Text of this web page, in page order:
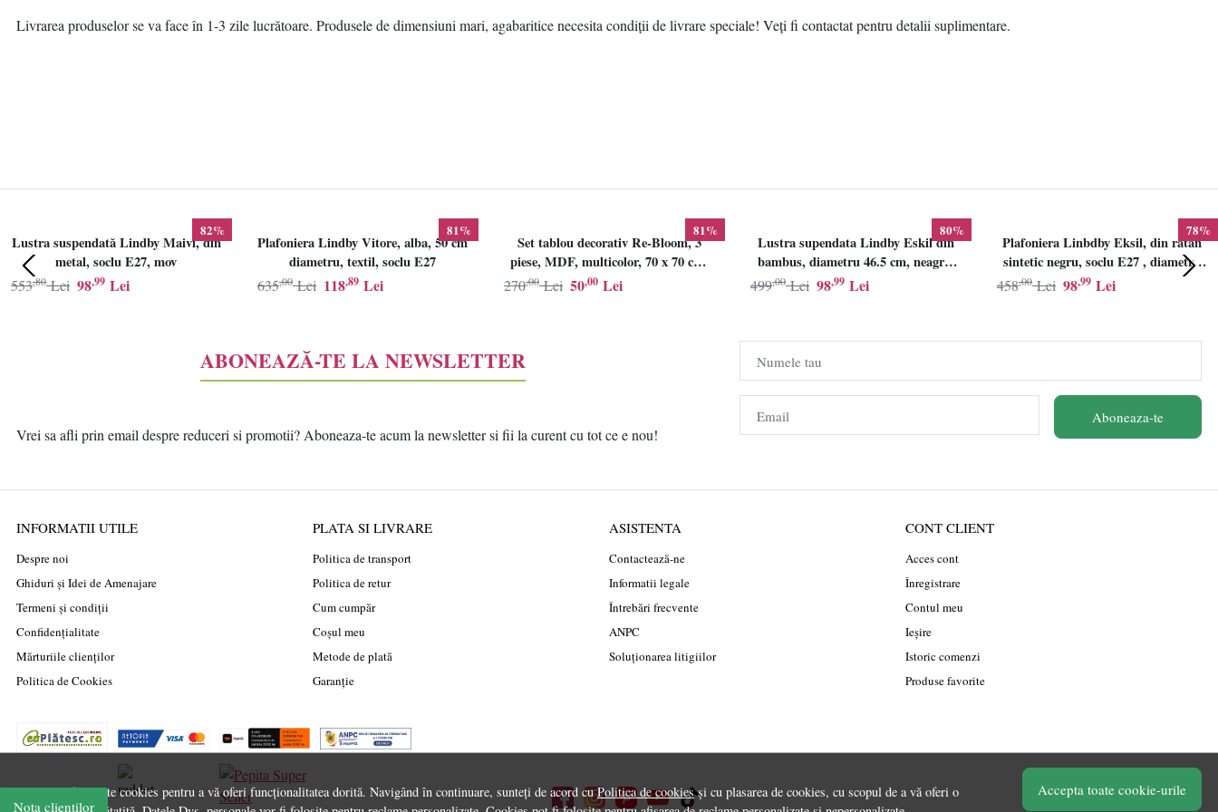
Livrarea produselor se va face în 1-3 zile lucrătoare. Produsele de dimensiuni mari, agabaritice necesita condiții de livrare speciale! Veți fi contactat pentru detalii suplimentare.
Acest site folosește cookies pentru a vă oferi funcționalitatea dorită. Navigând în continuare, sunteți de acord cuPolitica de cookiesși cu plasarea de cookies, cu scopul de a vă oferi o
Accepta toate cookie-urile
82%
Lustra suspendată Lindby Maivi, din
metal, soclu E27, mov
98,99 Lei
553,80 Lei
81%
Plafoniera Lindby Vitore, alba, 50 cm
diametru, textil, soclu E27
118,89 Lei
635,00 Lei
81%
Set tablou decorativ Re-Bloom, 3
piese, MDF, multicolor, 70 x 70 cm,
Resigilat, Grad B
50,00 Lei
270,00 Lei
80%
Lustra supendata Lindby Eskil din
bambus, diametru 46.5 cm, neagra,
E27
98,99 Lei
499,00 Lei
78%
Plafoniera Linbdby Eksil, din ratan
sintetic negru, soclu E27 , diametru
46.5cm, LINDBY
98,99 Lei
458,00 Lei
ABONEAZĂ-TE LA NEWSLETTER
Vrei sa afli prin email despre reduceri si promotii? Aboneaza-te acum la newsletter si fii la curent cu tot ce e nou!
Numele tau
Email Aboneaza-te
INFORMATII UTILE
Despre noi
Ghiduri și Idei de Amenajare
Termeni și condiții
Confidențialitate
Mărturiile clienților
Politica de Cookies
PLATA SI LIVRARE
Politica de transport
Politica de retur
Cum cumpăr
Coșul meu
Metode de plată
Garanție
ASISTENTA
Contactează-ne
Informatii legale
Întrebări frecvente
ANPC
Soluționarea litigiilor
CONT CLIENT
Acces cont
Înregistrare
Contul meu
Ieșire
Istoric comenzi
Produse favorite
© Chilipirul Zilei 2026
Nota clienților